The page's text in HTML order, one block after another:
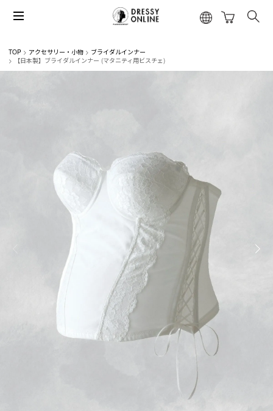
TOP アクセサリー・小物
ブライダルインナー
【日本製】ブライダルインナー (マタニティ用ビスチェ)